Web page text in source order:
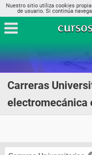
Nuestro sitio utiliza cookies
de usuario. Si continúa
Carreras
electromecánica